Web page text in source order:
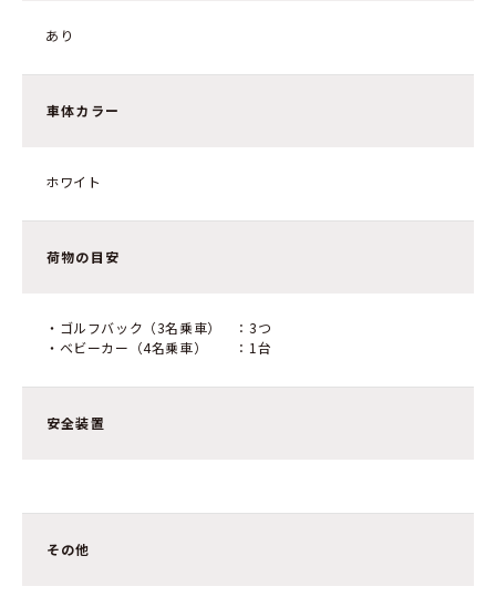
あり
車体カラー
ホワイト
荷物の目安
・ゴルフバック（3名乗車） ：3つ
・ベビーカー（4名乗車） ：1台
安全装置
その他